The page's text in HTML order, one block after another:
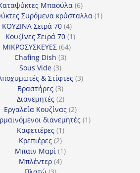
προϊόντα
Μπαούλα 66
προϊόντα
Συρόμενα κρύσταλλα 11
ΚΟΥΖΙΝΑ Σειρά 70 44
προϊόντα
Κουζίνες Σειρά 70 11
ΜΙΚΡΟΣΥΣΚΕΥΕΣ 6464
Chafing Dish 33
Sous Vide 33
προϊόντα
& Στίφτες 33
Βραστήρες 33
προϊόντα
Διανεμητές 22
προϊόντα
Εργαλεία Κουζίνας 22
προϊόντα
διανεμητές 11
Καφετιέρες 11
προϊόν
Κρεπιέρες 22
προϊόντα
Μπαιν Μαρί 11
Μπλέντερ 44